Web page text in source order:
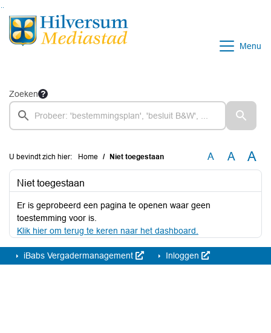
Ga naar de inhoud van deze pagina
Ga naar het zoeken
Menu
Zoeken
U bevindt zich hier: Home Niet toegestaan A A A
Niet toegestaan
Er is geprobeerd een pagina te openen waar geen
toestemming voor is.
Klik hier om terug te keren naar het dashboard.
iBabs Vergadermanagement Inloggen